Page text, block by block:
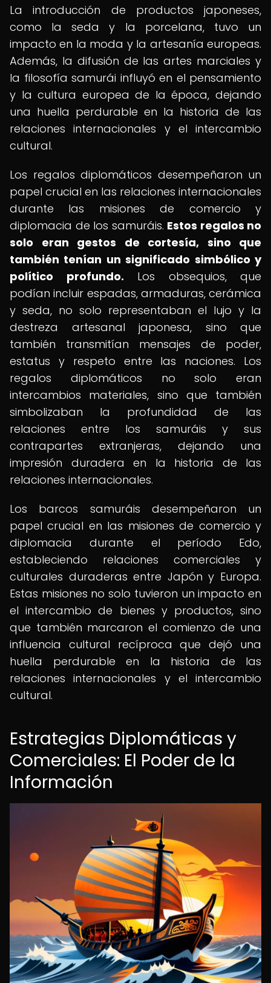
La introducción de productos japoneses,
como la seda y la porcelana, tuvo un
impacto en la moda y la artesanía europeas.
Además, la difusión de las artes marciales y
la filosofía samurái influyó en el pensamiento
y la cultura europea de la época, dejando
una huella perdurable en la historia de las
relaciones internacionales y el intercambio
cultural.
Los regalos diplomáticos desempeñaron un
papel crucial en las relaciones internacionales
durante las misiones de comercio y
diplomacia de los samuráis. Estos regalos no
solo eran gestos de cortesía, sino que
también tenían un significado simbólico y
político profundo. Los obsequios, que
podían incluir espadas, armaduras, cerámica
y seda, no solo representaban el lujo y la
destreza artesanal japonesa, sino que
también transmitían mensajes de poder,
estatus y respeto entre las naciones. Los
regalos diplomáticos no solo eran
intercambios materiales, sino que también
simbolizaban la profundidad de las
relaciones entre los samuráis y sus
contrapartes extranjeras, dejando una
impresión duradera en la historia de las
relaciones internacionales.
Los barcos samuráis desempeñaron un
papel crucial en las misiones de comercio y
diplomacia durante el período Edo,
estableciendo relaciones comerciales y
culturales duraderas entre Japón y Europa.
Estas misiones no solo tuvieron un impacto en
el intercambio de bienes y productos, sino
que también marcaron el comienzo de una
influencia cultural recíproca que dejó una
huella perdurable en la historia de las
relaciones internacionales y el intercambio
cultural.
Estrategias Diplomáticas y
Comerciales: El Poder de la
Información